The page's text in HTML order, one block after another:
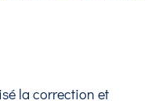
la correction et